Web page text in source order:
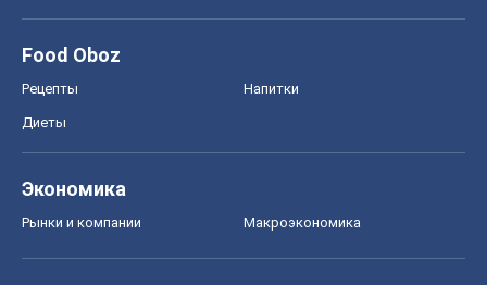
Food Oboz
Рецепты Напитки
Диеты
Экономика
Рынки и компании Mакроэкономика